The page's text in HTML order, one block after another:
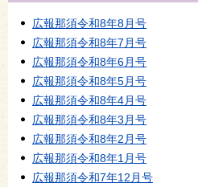
広報那須令和8年8月号
広報那須令和8年7月号
広報那須令和8年6月号
広報那須令和8年5月号
広報那須令和8年4月号
広報那須令和8年3月号
広報那須令和8年2月号
広報那須令和8年1月号
広報那須令和7年12月号